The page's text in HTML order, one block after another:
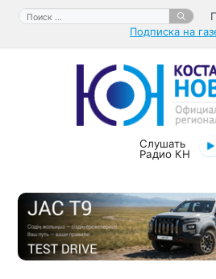
Перейти
содержимому
Поиск:
Подписка на
Слушать
Радио КН